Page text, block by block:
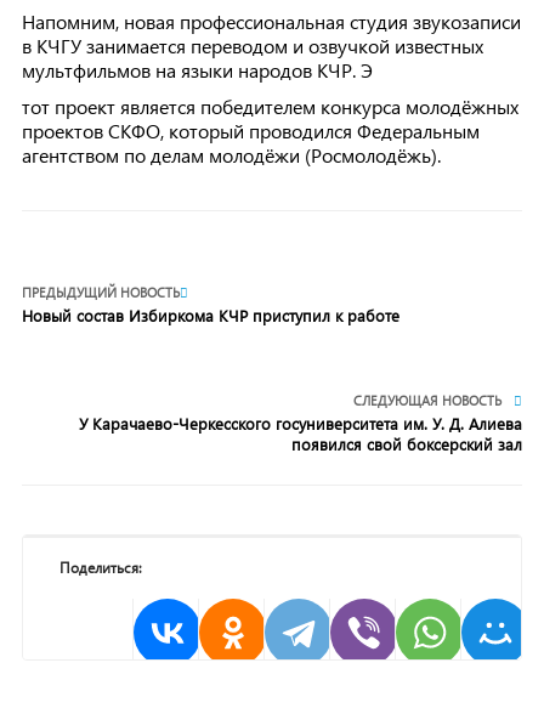
Напомним, новая профессиональная студия звукозаписи
в КЧГУ занимается переводом и озвучкой известных
мультфильмов на языки народов КЧР. Э
тот проект является победителем конкурса молодёжных
проектов СКФО, который проводился Федеральным
агентством по делам молодёжи (Росмолодёжь).
ПРЕДЫДУЩИЙ НОВОСТЬ
Новый состав Избиркома КЧР приступил к работе
СЛЕДУЮЩАЯ НОВОСТЬ
У Карачаево-Черкесского госуниверситета им. У. Д. Алиева
появился свой боксерский зал
Поделиться: